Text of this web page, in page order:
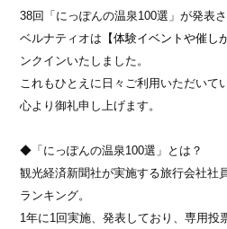
38回「にっぽんの温泉100選」が発表さ
ベルナティオは 【体験イベントや催し
ンクインいたしました。
これもひとえに日々ご利用いただいて
心より御礼申し上げます。
◆「にっぽんの温泉100選」とは？
観光経済新聞社が実施する旅行会社社
ランキング。
1年に1回実施、発表しており、専用投